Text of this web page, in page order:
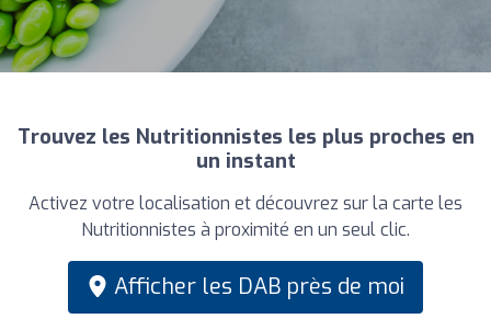
Trouvez les Nutritionnistes les plus proches en
un instant
Activez votre localisation et découvrez sur la carte les
Nutritionnistes à proximité en un seul clic.
Afficher les DAB près de moi